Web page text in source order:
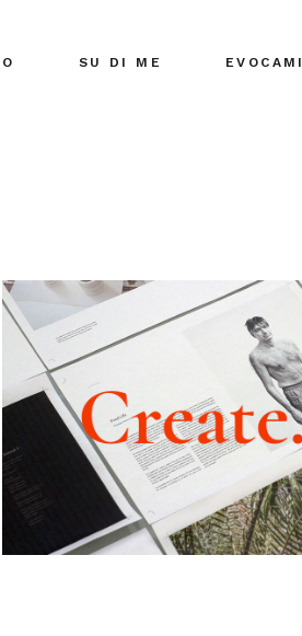
SU DI ME EVOCAMI